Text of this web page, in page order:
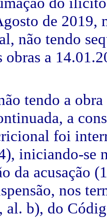
de
não tendo
a
tendo a
a
foi
iniciando-se
da acusação
nos
al. b), do